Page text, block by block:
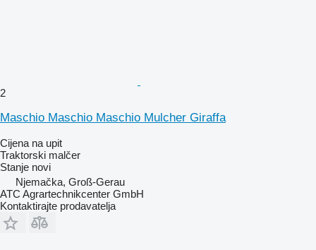
2
Maschio Maschio Maschio Mulcher Giraffa
Cijena na upit
Traktorski malčer
Stanje novi
Njemačka, Groß-Gerau
ATC Agrartechnikcenter GmbH
Kontaktirajte prodavatelja